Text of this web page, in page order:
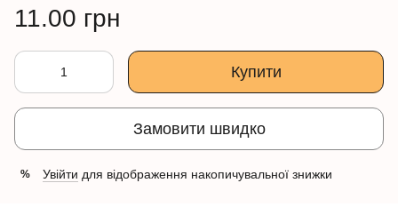
11.00 грн
Купити
Замовити швидко
% Увійти для відображення накопичувальної знижки